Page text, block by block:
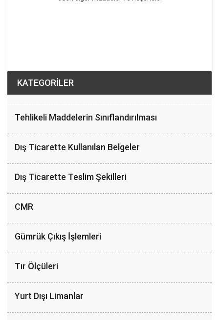
KATEGORİLER
Tehlikeli Maddelerin Sınıflandırılması
Dış Ticarette Kullanılan Belgeler
Dış Ticarette Teslim Şekilleri
CMR
Gümrük Çıkış İşlemleri
Tır Ölçüleri
Yurt Dışı Limanlar